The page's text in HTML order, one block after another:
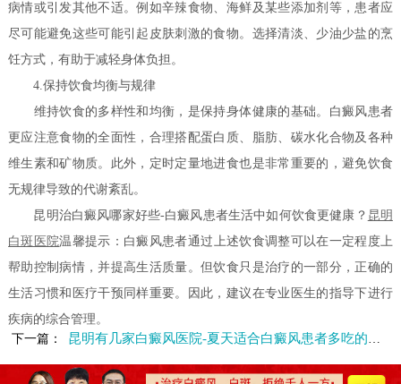
病情或引发其他不适。例如辛辣食物、海鲜及某些添加剂等，患者应
尽可能避免这些可能引起皮肤刺激的食物。选择清淡、少油少盐的烹
饪方式，有助于减轻身体负担。
4.保持饮食均衡与规律
维持饮食的多样性和均衡，是保持身体健康的基础。白癜风患者
更应注意食物的全面性，合理搭配蛋白质、脂肪、碳水化合物及各种
维生素和矿物质。此外，定时定量地进食也是非常重要的，避免饮食
无规律导致的代谢紊乱。
昆明治白癜风哪家好些-白癜风患者生活中如何饮食更健康？ 昆明
白斑医院温馨提示：白癜风患者通过上述饮食调整可以在一定程度上
帮助控制病情，并提高生活质量。但饮食只是治疗的一部分，正确的
生活习惯和医疗干预同样重要。因此，建议在专业医生的指导下进行
疾病的综合管理。
下一篇：
昆明有几家白癜风医院-夏天适合白癜风患者多吃的食物有什么